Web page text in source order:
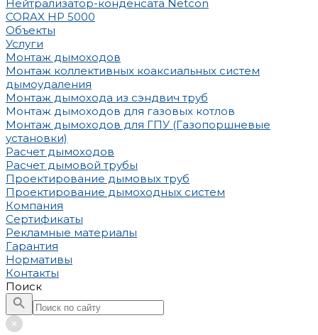
Нейтрализатор-конденсата Netcon
CORAX HP 5000
Объекты
Услуги
Монтаж дымоходов
Монтаж коллективных коаксиальных систем
дымоудаления
Монтаж дымохода из сэндвич труб
Монтаж дымоходов для газовых котлов
Монтаж дымоходов для ГПУ (Газопоршневые
установки)
Расчет дымоходов
Расчет дымовой трубы
Проектирование дымовых труб
Проектирование дымоходных систем
Компания
Сертификаты
Рекламные материалы
Гарантия
Нормативы
Контакты
Поиск